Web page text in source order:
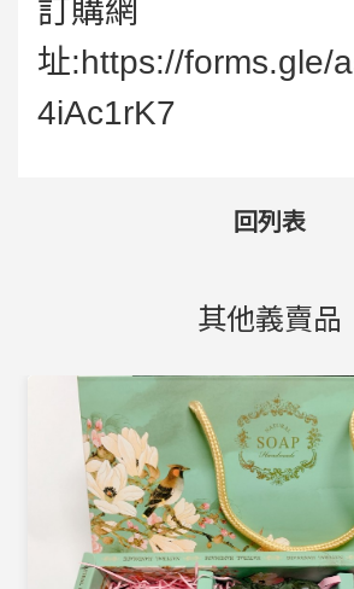
訂購網
址:https://forms.gle/
4iAc1rK7
回列表
其他義賣品